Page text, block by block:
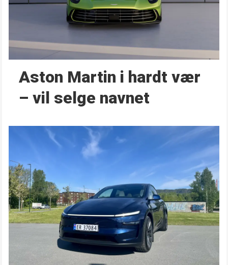
Aston Martin i hardt vær
– vil selge navnet